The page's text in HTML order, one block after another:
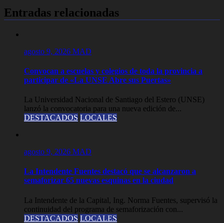
Entradas relacionadas
agosto 9, 2026 MAD
Convocan a escuelas y colegios de toda la provincia a
participar de «La UNSE Abre sus Puertas»
La Universidad Nacional de Santiago del Estero (UNSE)
lanzó la convocatoria para una nueva edición de...
DESTACADOS LOCALES
agosto 9, 2026 MAD
La Intendente Fuentes destacó que se alcanzaron a
semaforizar 65 nuevas esquinas en la ciudad
La Intendente de la Capital, Ing. Norma Fuentes, supervisó la
continuidad del programa de semaforización con...
DESTACADOS LOCALES